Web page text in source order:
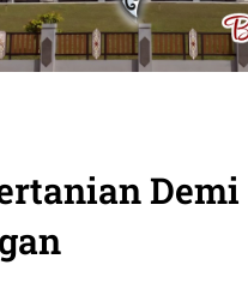
Demi